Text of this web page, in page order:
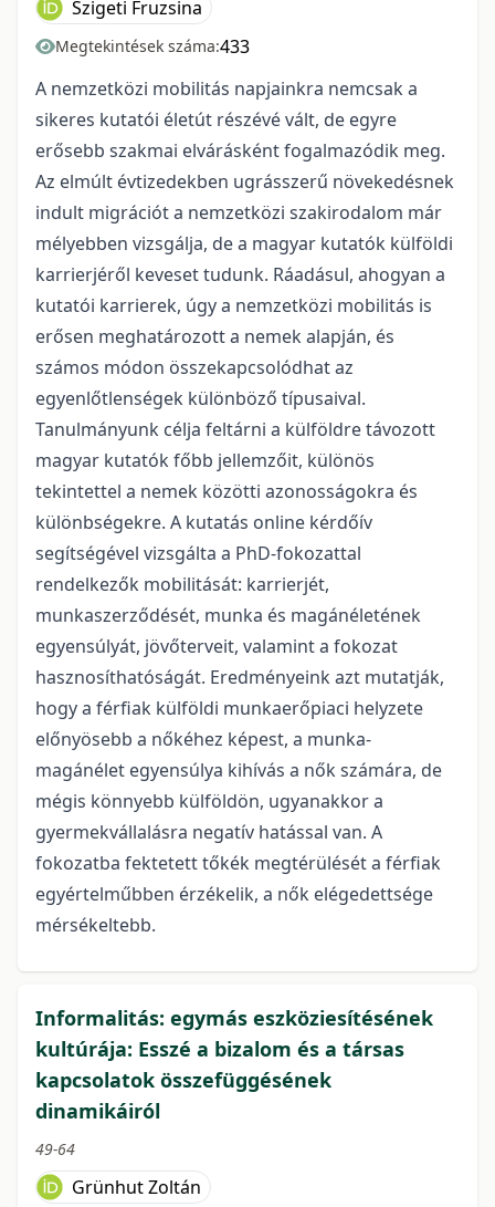
Szigeti Fruzsina
Megtekintések száma:433
A nemzetközi mobilitás napjainkra nemcsak a
sikeres kutatói életút részévé vált, de egyre
erősebb szakmai elvárásként fogalmazódik meg.
Az elmúlt évtizedekben ugrásszerű növekedésnek
indult migrációt a nemzetközi szakirodalom már
mélyebben vizsgálja, de a magyar kutatók külföldi
karrierjéről keveset tudunk. Ráadásul, ahogyan a
kutatói karrierek, úgy a nemzetközi mobilitás is
erősen meghatározott a nemek alapján, és
számos módon összekapcsolódhat az
egyenlőtlenségek különböző típusaival.
Tanulmányunk célja feltárni a külföldre távozott
magyar kutatók főbb jellemzőit, különös
tekintettel a nemek közötti azonosságokra és
különbségekre. A kutatás online kérdőív
segítségével vizsgálta a PhD-fokozattal
rendelkezők mobilitását: karrierjét,
munkaszerződését, munka és magánéletének
egyensúlyát, jövőterveit, valamint a fokozat
hasznosíthatóságát. Eredményeink azt mutatják,
hogy a férfiak külföldi munkaerőpiaci helyzete
előnyösebb a nőkéhez képest, a munka-
magánélet egyensúlya kihívás a nők számára, de
mégis könnyebb külföldön, ugyanakkor a
gyermekvállalásra negatív hatással van. A
fokozatba fektetett tőkék megtérülését a férfiak
egyértelműbben érzékelik, a nők elégedettsége
mérsékeltebb.
Informalitás: egymás eszköziesítésének
kultúrája: Esszé a bizalom és a társas
kapcsolatok összefüggésének
dinamikáiról
49-64
Grünhut Zoltán